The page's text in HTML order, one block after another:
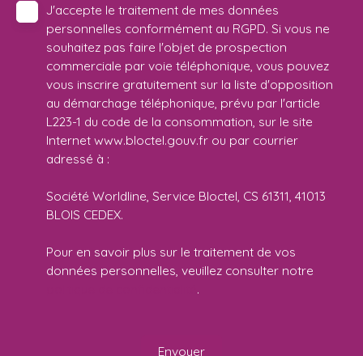
J'accepte le traitement de mes données
personnelles conformément au RGPD. Si vous ne
souhaitez pas faire l'objet de prospection
commerciale par voie téléphonique, vous pouvez
vous inscrire gratuitement sur la liste d'opposition
au démarchage téléphonique, prévu par l'article
L223-1 du code de la consommation, sur le site
Internet www.bloctel.gouv.fr ou par courrier
adressé à :
Société Worldline, Service Bloctel, CS 61311, 41013
BLOIS CEDEX.
Pour en savoir plus sur le traitement de vos
données personnelles, veuillez consulter notre
.
Envoyer